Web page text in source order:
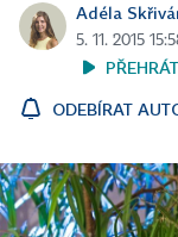
Adéla
5. 11. 2015
ODEBÍRAT